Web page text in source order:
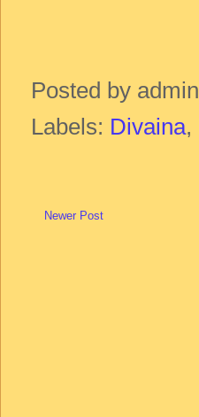
Posted by admin
Labels: Divaina,
Newer Post